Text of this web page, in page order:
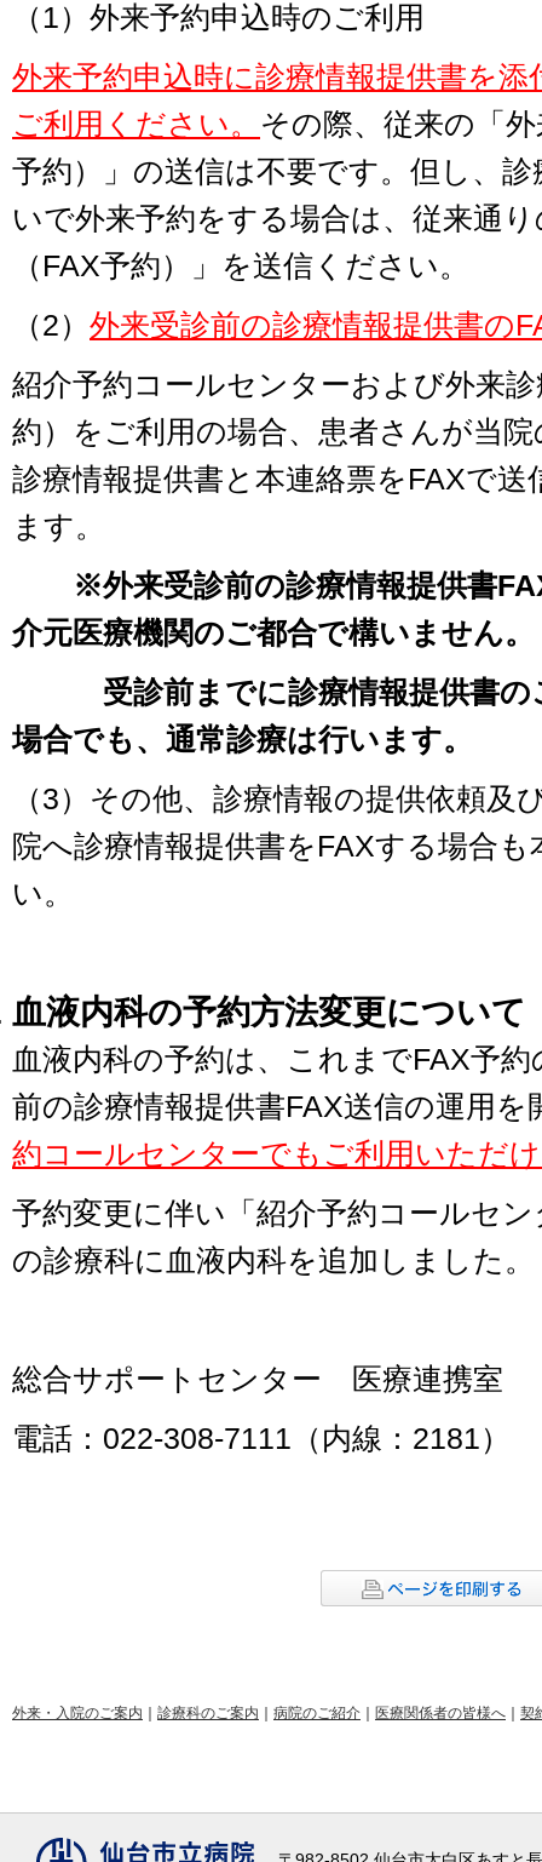
（ 1）外来予約申込時のご利用
外来予約申込時に診療情報提供書を
ご利用ください。 その際、従来の「
予約）」の送信は不要です。但し、
いで外来予約をする場合は、従来通
（ FAX予約）」を送信ください。
（2） 外来受診前の診療情報提供書の
紹介予約コールセンターおよび外来
約）をご利用の場合、患者さんが当
診療情報提供書と本連絡票をFAXで送
ます。
※外来受診前の診療情報提供書
介元医療機関のご都合で構いません。
受診前までに診療情報提供書の
場合でも、通常診療は行います。
（3）その他、診療情報の提供依頼及
院へ診療情報提供書をFAXする場合も
い。
血液内科の予約方法変更について
血液内科の予約は、これまでFAX予約
前の診療情報提供書FAX送信の運用を
約コールセンターでもご利用いただ
予約変更に伴い「紹介予約コールセ
の診療科に血液内科を追加しました。
総合サポートセンター 医療連携室
電話： 022-308-7111 （内線： 2181）
外来・入院のご案内 診療科のご案内 病院のご紹介 医療関係者の皆様へ 契